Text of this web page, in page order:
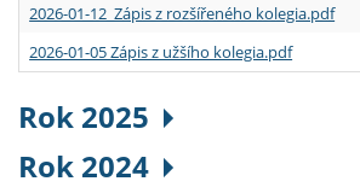
2026-01-12 Zápis z rozšířeného kolegia.pdf
2026-01-05 Zápis z užšího kolegia.pdf
Rok 2025
Rok 2024